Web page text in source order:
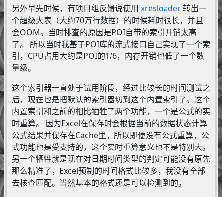
另外早先时候，有项目组反馈说使用 xresloader转出一
个超级大表（大约70万行数据）的时候耗时很长，并且
会OOM。当时排查的原因是POI自带的索引开销太高
了。 所以当时我基于POI库的流式接口自己实现了一个索
引，CPU占用大约是POI的1/6，内存开销也低了一个数
量级。
这个索引器一直处于试用阶段，经过比较长的时间测试之
后，现在也是把默认的索引器切到这个内置索引了。这个
内置索引和之前的相比牺牲了两个功能，一个是公式的实
时重算。 因为Excel在保存时会根据当前的数据状态计算
公式结果并保存在Cache里，所以即便没有公式重算，公
式功能也是受支持的，这个实时重算意义也不是特别大。
另一个牺牲就是现在对日期时间类型的判定可能没有原先
那么精准了，Excel预制的时间格式比较多，我没有全部
去核查匹配。当然基本的格式还是可以检测到的。